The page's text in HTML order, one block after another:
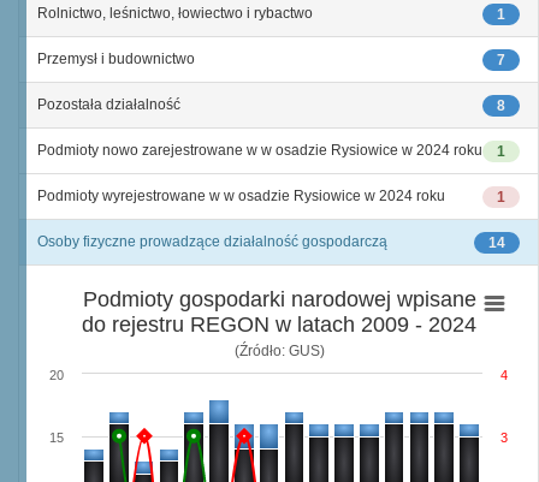
1
Rolnictwo, leśnictwo, łowiectwo i rybactwo
7
Przemysł i budownictwo
8
Pozostała działalność
1
Podmioty nowo zarejestrowane w w osadzie Rysiowice w 2024 roku
1
Podmioty wyrejestrowane w w osadzie Rysiowice w 2024 roku
14
Osoby fizyczne prowadzące działalność gospodarczą
Podmioty gospodarki narodowej wpisane
do rejestru REGON w latach 2009 - 2024
(Źródło: GUS)
15
20
3
4